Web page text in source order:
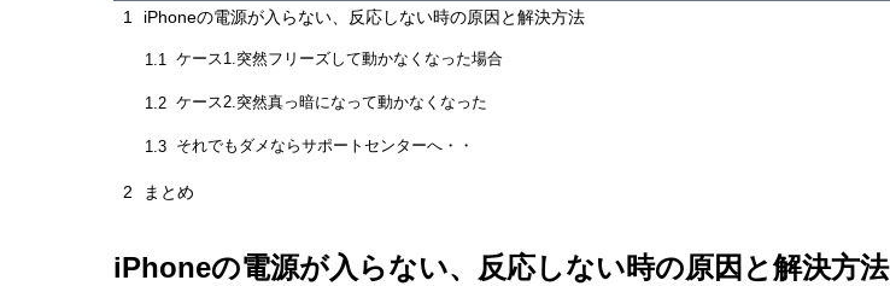
1 iPhoneの電源が入らない、反応しない時の原因と解決方法
1.1 ケース1.突然フリーズして動かなくなった場合
1.2 ケース2.突然真っ暗になって動かなくなった
1.3 それでもダメならサポートセンターへ・・
2 まとめ
iPhoneの電源が入らない、反応しない時の原因と解決方法